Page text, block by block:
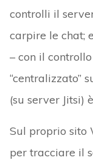
controlli il
carpire le chat;
– con il
“centralizzato”
(su server Jitsi)
Sul proprio sito
per tracciare il